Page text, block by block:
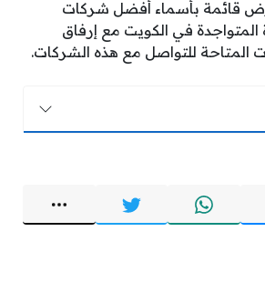
قائمة بأسماء أفضل شركات
المتواجدة في الكويت مع إرفاق
المتاحة للتواصل مع هذه الشركات.